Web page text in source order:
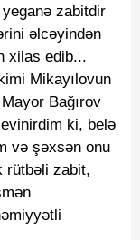
zabitdir
əlcəyindən
xilas edib...
Mikayılovun
Bağırov
ki, belə
və şəxsən onu
rütbəli zabit,